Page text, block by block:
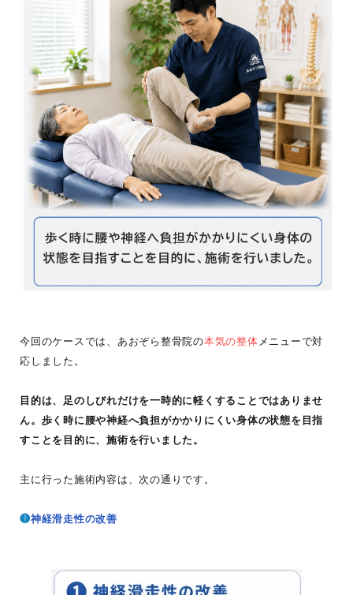
今回のケースでは、あおぞら整骨院の本気の整体 メニューで対
応しました。
目的は、足のしびれだけを一時的に軽くすることではありませ
ん。歩く時に腰や神経へ負担がかかりにくい身体の状態を目指
すことを目的に、施術を行いました。
主に行った施術内容は、次の通りです。
❶神経滑走性の改善